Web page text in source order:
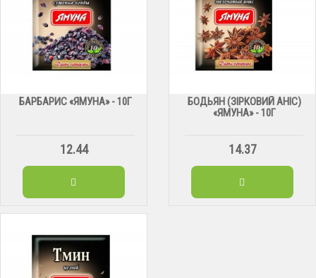
БАРБАРИС «ЯМУНА» - 10Г
12.44
БОДЬЯН (ЗІРКОВИЙ АНІС)
«ЯМУНА» - 10Г
14.37